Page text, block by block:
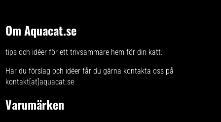
Om Aquacat.se
tips och idéer för ett trivsammare hem för din katt.
Har du förslag och idéer får du gärna kontakta oss på
kontakt[at]aquacat.se
Varumärken